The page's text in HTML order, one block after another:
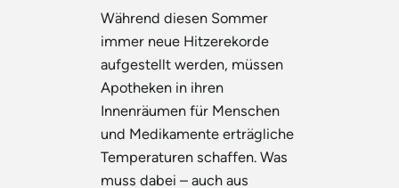
Während diesen Sommer
immer neue Hitzerekorde
aufgestellt werden, müssen
Apotheken in ihren
Innenräumen für Menschen
und Medikamente erträgliche
Temperaturen schaffen. Was
muss dabei – auch aus